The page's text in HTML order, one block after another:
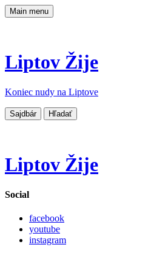
Main menu
Liptov Žije
Koniec nudy na Liptove
Sajdbár Hľadať
Liptov Žije
Social
facebook
youtube
instagram